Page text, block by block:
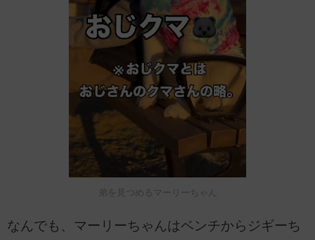
弟を見つめるマーリーちゃん
なんでも、マーリーちゃんはベンチからジギーち